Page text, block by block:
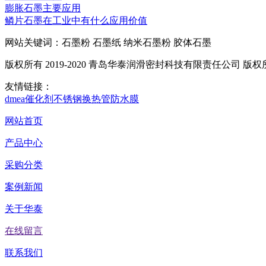
膨胀石墨主要应用
鳞片石墨在工业中有什么应用价值
网站关键词：石墨粉 石墨纸 纳米石墨粉 胶体石墨
版权所有 2019-2020 青岛华泰润滑密封科技有限责任公司 版权
友情链接：
dmea催化剂 不锈钢换热管防水膜
网站首页
产品中心
采购分类
案例新闻
关于华泰
在线留言
联系我们